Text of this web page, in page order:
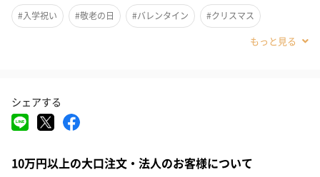
#入学祝い #敬老の日 #バレンタイン #クリスマス
#祖父
#上司男性
#女子高校生
#小学生高学年の男の子 #小学生高学年の女の子 #男子中学生
シェアする
10万円以上の大口注文・法人のお客様について